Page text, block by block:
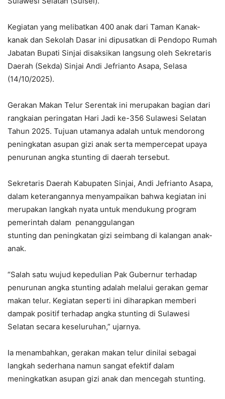
Kegiatan yang melibatkan 400 anak dari Taman Kanak-
kanak dan Sekolah Dasar ini dipusatkan di Pendopo Rumah
Jabatan Bupati Sinjai disaksikan langsung oleh Sekretaris
Daerah (Sekda) Sinjai Andi Jefrianto Asapa, Selasa
(14/10/2025).
​Gerakan Makan Telur Serentak ini merupakan bagian dari
rangkaian peringatan Hari Jadi ke-356 Sulawesi Selatan
Tahun 2025. Tujuan utamanya adalah untuk mendorong
peningkatan asupan gizi anak serta mempercepat upaya
penurunan angka stunting di daerah tersebut.
Sekretaris Daerah Kabupaten Sinjai, Andi Jefrianto Asapa,
dalam keterangannya menyampaikan bahwa kegiatan ini
merupakan langkah nyata untuk mendukung program
pemerintah dalam penanggulangan
stunting dan peningkatan gizi seimbang di kalangan anak-
anak.
“Salah satu wujud kepedulian Pak Gubernur terhadap
penurunan angka stunting adalah melalui gerakan gemar
makan telur. Kegiatan seperti ini diharapkan memberi
dampak positif terhadap angka stunting di Sulawesi
Selatan secara keseluruhan,” ujarnya.
Ia menambahkan, gerakan makan telur dinilai sebagai
langkah sederhana namun sangat efektif dalam
meningkatkan asupan gizi anak dan mencegah stunting.